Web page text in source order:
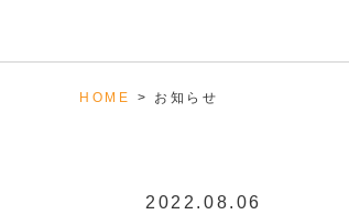
HOME お知らせ
2022.08.06